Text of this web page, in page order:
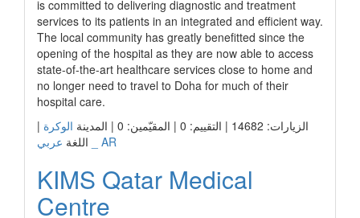
is committed to delivering diagnostic and treatment
services to its patients in an integrated and efficient way.
The local community has greatly benefitted since the
opening of the hospital as they are now able to access
state-of-the-art healthcare services close to home and
no longer need to travel to Doha for much of their
hospital care.
الزيارات: 14682 | التقييم: 0 | المقيّمين: 0 | المدينة
الوكرة |
اللغة عربي _ AR
KIMS Qatar Medical
Centre